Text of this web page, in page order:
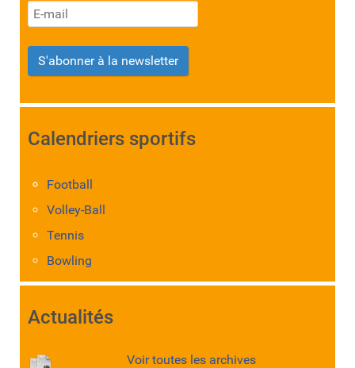
S'abonner à la newsletter
Calendriers sportifs
Football
Volley-Ball
Tennis
Bowling
Actualités
Voir toutes les archives